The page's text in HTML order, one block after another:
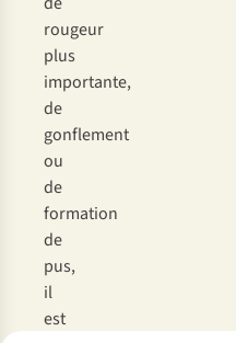
rougeur
plus
importante,
de
gonflement
ou
de
formation
de
pus,
il
est